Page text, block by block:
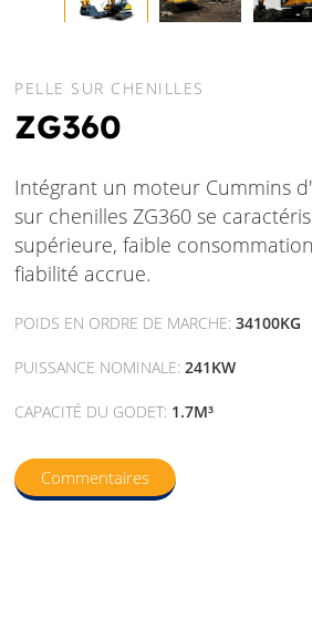
PELLE SUR CHENILLES
ZG360
Intégrant un moteur Cummins
sur chenilles ZG360 se
supérieure, faible
fiabilité accrue.
POIDS EN ORDRE DE MARCHE:34100KG
PUISSANCE NOMINALE:241KW
CAPACITÉ DU GODET: 1.7M³
Commentaires